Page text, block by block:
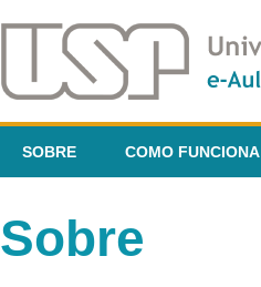
SOBRE COMO FUNCIONA
Sobre